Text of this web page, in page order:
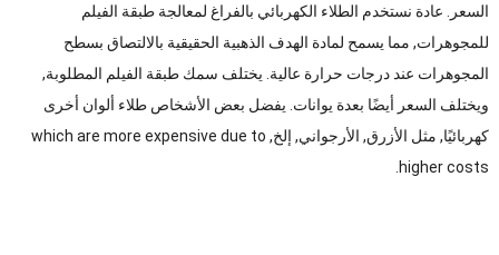
السعر. عادة نستخدم الطلاء الكهربائي بالفراغ لمعالجة طبقة الفيلم
للمجوهرات, مما يسمح لمادة الهدف الذهبية الحقيقية بالالتصاق بسطح
المجوهرات عند درجات حرارة عالية. يختلف سمك طبقة الفيلم المطلوبة,
ويختلف السعر أيضًا بعدة يوانات. يفضل بعض الأشخاص طلاء ألوان أخرى
كهربائيًا, مثل الأزرق, الأرجواني, إلخ, which are more expensive due to
higher costs